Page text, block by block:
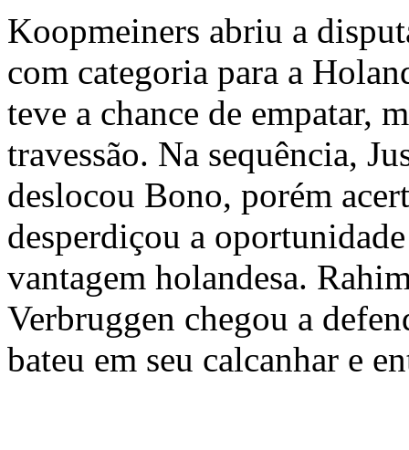
Koopmeiners abriu a
com categoria para a
teve a chance de empatar,
travessão. Na sequência,
deslocou Bono, porém
desperdiçou a
vantagem holandesa.
Verbruggen chegou a
bateu em seu calcanhar e